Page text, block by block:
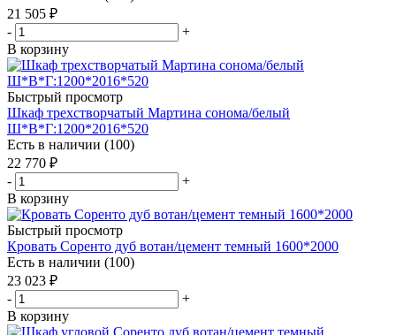
21 505 ₽
-
+
В корзину
Быстрый просмотр
Шкаф трехстворчатый Мартина сонома/белый
Ш*В*Г:1200*2016*520
Есть в наличии (100)
22 770 ₽
-
+
В корзину
Быстрый просмотр
Кровать Соренто дуб вотан/цемент темный 1600*2000
Есть в наличии (100)
23 023 ₽
-
+
В корзину